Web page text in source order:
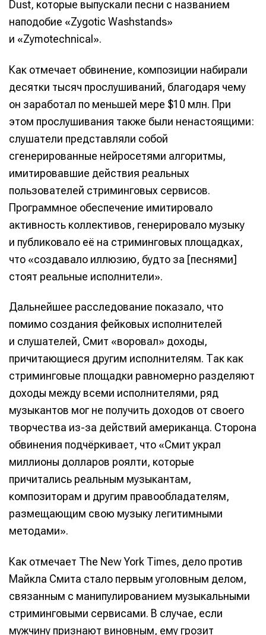
Dust, которые выпускали песни с названием
наподобие «Zygotic Washstands»
и «Zymotechnical».
Как отмечает обвинение, композиции набирали
десятки тысяч прослушиваний, благодаря чему
он заработал по меньшей мере $10 млн. При
этом прослушивания также были ненастоящими:
слушатели представляли собой
сгенерированные нейросетями алгоритмы,
имитировавшие действия реальных
пользователей стриминговых сервисов.
Программное обеспечение имитировало
активность коллективов, генерировало музыку
и публиковало её на стриминговых площадках,
что «создавало иллюзию, будто за [песнями]
стоят реальные исполнители».
Дальнейшее расследование показало, что
помимо создания фейковых исполнителей
и слушателей, Смит «воровал» доходы,
причитающиеся другим исполнителям. Так как
стриминговые площадки равномерно разделяют
доходы между всеми исполнителями, ряд
музыкантов мог не получить доходов от своего
творчества из-за действий американца. Сторона
обвинения подчёркивает, что «Смит украл
миллионы долларов роялти, которые
причитались реальным музыкантам,
композиторам и другим правообладателям,
размещающим свою музыку легитимными
методами».
Как отмечает The New York Times, дело против
Майкла Смита стало первым уголовным делом,
связанным с манипулированием музыкальными
стриминговыми сервисами. В случае, если
мужчину признают виновным, ему грозит